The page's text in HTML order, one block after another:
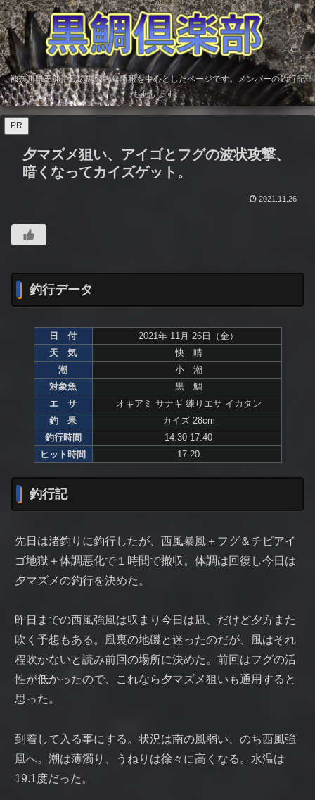
神奈川県三浦半島の黒鯛釣り情報を中心としたページです。メンバーの釣行記
もあります。
PR
夕マズメ狙い、アイゴとフグの波状攻撃、
暗くなってカイズゲット。
2021.11.26
釣行データ
日 付
2021年 11月 26日（金）
天 気
快 晴
潮
小 潮
対象魚
黒 鯛
エ サ
オキアミ サナギ 練りエサ イカタン
釣 果
カイズ 28cm
釣行時間
14:30-17:40
ヒット時間
17:20
釣行記
先日は渚釣りに釣行したが、西風暴風＋フグ＆チビアイ
ゴ地獄＋体調悪化で１時間で撤収。体調は回復し今日は
夕マズメの釣行を決めた。
昨日までの西風強風は収まり今日は凪、だけど夕方また
吹く予想もある。風裏の地磯と迷ったのだが、風はそれ
程吹かないと読み前回の場所に決めた。前回はフグの活
性が低かったので、これなら夕マズメ狙いも通用すると
思った。
到着して入る事にする。状況は南の風弱い、のち西風強
風へ。潮は薄濁り、うねりは徐々に高くなる。水温は
19.1度だった。